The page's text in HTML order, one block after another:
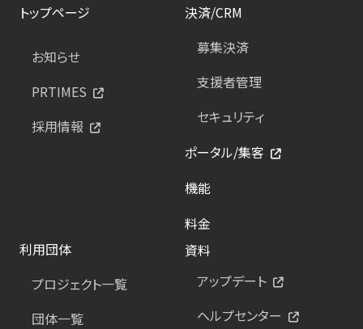
トップページ
お知らせ
PRTIMES
採用情報
決済/CRM
募集決済
支援者管理
セキュリティ
ポータル/集客
機能
料金
利用団体
プロジェクト一覧
団体一覧
資料
アップデート
ヘルプセンター